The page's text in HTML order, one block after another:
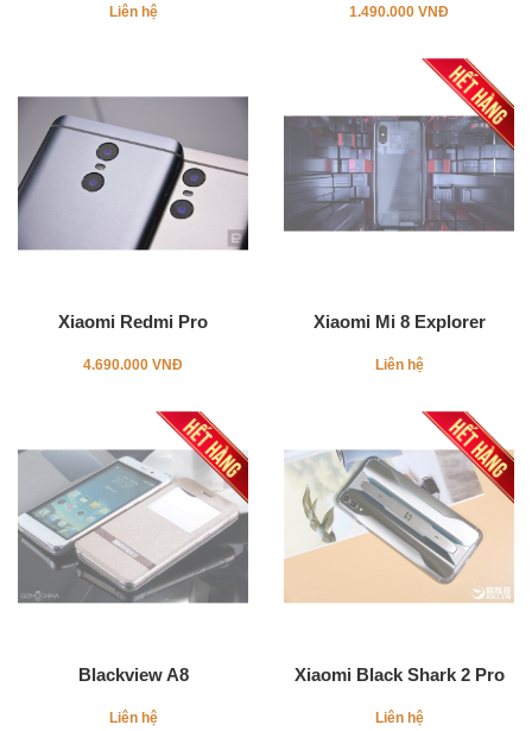
Liên hệ 1.490.000 VNĐ
Xiaomi Redmi Pro
4.690.000 VNĐ
Xiaomi Mi 8 Explorer
Liên hệ
Blackview A8
Liên hệ
Xiaomi Black Shark 2 Pro
Liên hệ